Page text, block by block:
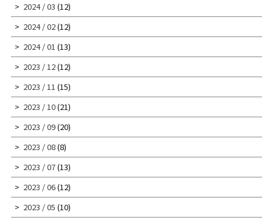
2024 / 03 (12)
2024 / 02(12)
2024 / 01 (13)
2023 / 12(12)
2023 / 11 (15)
2023 / 10(21)
2023 / 09(20)
2023 / 08(8)
2023 / 07(13)
2023 / 06(12)
2023 / 05 (10)